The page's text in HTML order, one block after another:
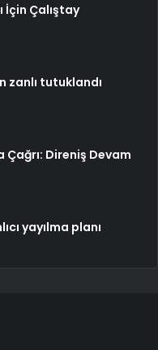
İçin Çalıştay
zanlı tutuklandı
Çağrı: Direniş Devam
yayılma planı